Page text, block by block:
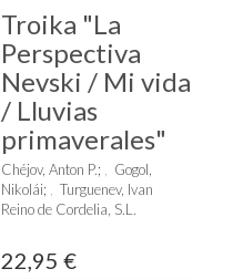
Troika "La
Perspectiva
Nevski / Mi vida
/ Lluvias
primaverales"
Chéjov, Anton P.;
Gogol,
Nikolái;
Turguenev, Ivan
Reino de Cordelia, S.L.
22,95 €